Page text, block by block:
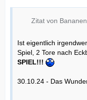
Zitat von
Ist eigentlich
Spiel, 2 Tore nach
SPIEL!!!
30.10.24 - Das